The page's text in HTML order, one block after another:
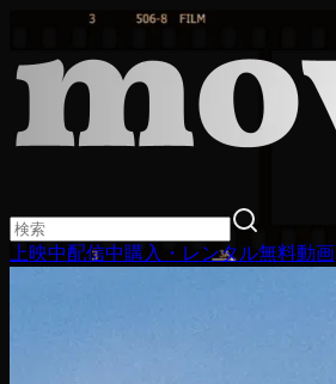
上映中配信中購入・レンタル無料動画